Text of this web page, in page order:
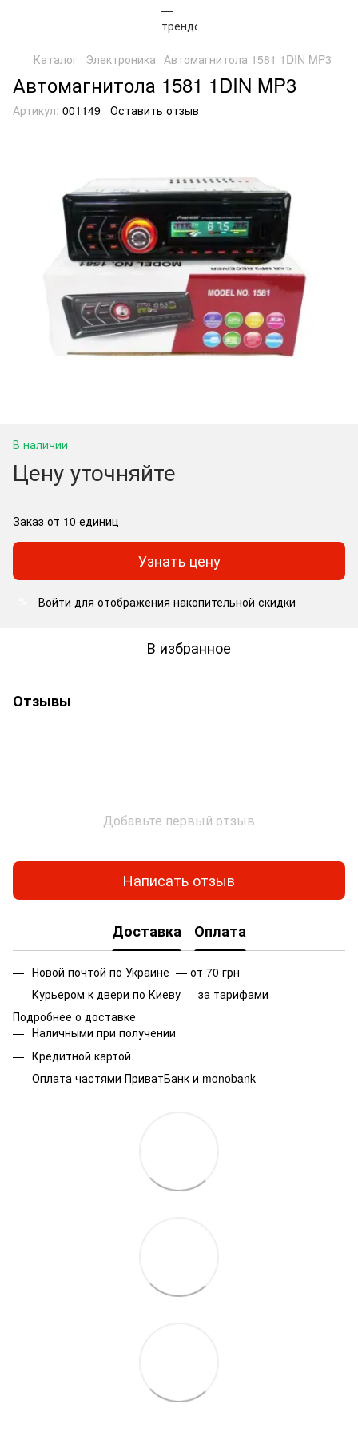
Каталог Электроника Автомагнитола 1581 1DIN MP3
Автомагнитола 1581 1DIN MP3
Артикул: 001149 Оставить отзыв
В наличии
Цену уточняйте
Заказ от 10 единиц
Узнать цену
Войти для отображения накопительной скидки
В избранное
Отзывы
Добавьте первый отзыв
Написать отзыв
Доставка Оплата
Новой почтой по Украине — от 70 грн
Курьером к двери по Киеву — за тарифами
Подробнее о доставке
Наличными при получении
Кредитной картой
Оплата частями ПриватБанк и monobank